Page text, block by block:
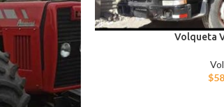
Volqueta
$